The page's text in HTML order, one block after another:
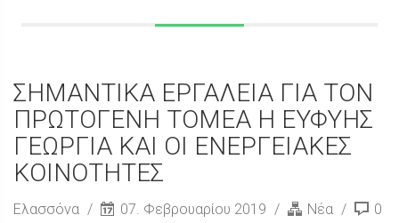
ΣΗΜΑΝΤΙΚΑ ΕΡΓΑΛΕΙΑ ΓΙΑ ΤΟΝ
ΠΡΩΤΟΓΕΝΗ ΤΟΜΕΑ Η ΕΥΦΥΗΣ
ΓΕΩΡΓΙΑ ΚΑΙ ΟΙ ΕΝΕΡΓΕΙΑΚΕΣ
ΚΟΙΝΟΤΗΤΕΣ
Ελασσόνα 07. Φεβρουαρίου 2019 Νέα 0